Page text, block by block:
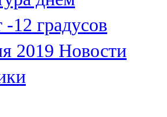
-12 градусов
2019 Новости